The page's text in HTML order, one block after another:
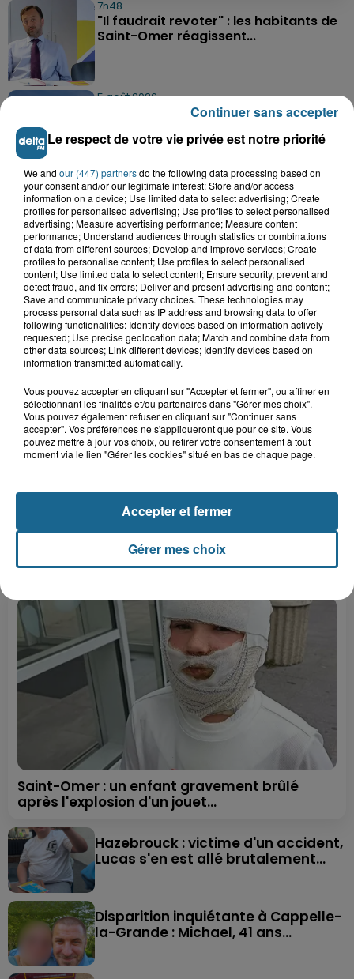
TOUTE L'ACTU LOCALE
7h48
"Il faudrait revoter" : les habitants de
Saint-Omer réagissent...
5 août 2026
Delettes : un incendie dans un grenier,
5 août 2026
Boulogne-sur-Mer : un obus ramené
dans un camp de gens du voyage
LE TOP DE L'ACTU
Saint-Omer : un enfant gravement brûlé
après l'explosion d'un jouet...
Hazebrouck : victime d'un accident,
Lucas s'en est allé brutalement...
Disparition inquiétante à Cappelle-
la-Grande : Michael, 41 ans...
Le respect de votre vie privée est notre priorité
We and our (447) partnersdo the following data processing based on
your consent and/or our legitimate interest: Store and/or access
information on a device; Use limited data to select advertising; Create
profiles for personalised advertising; Use profiles to select personalised
advertising; Measure advertising performance; Measure content
performance; Understand audiences through statistics or combinations
of data from different sources; Develop and improve services; Create
profiles to personalise content; Use profiles to select personalised
content; Use limited data to select content; Ensure security, prevent and
detect fraud, and fix errors; Deliver and present advertising and content;
Save and communicate privacy choices. These technologies may
process personal data such as IP address and browsing data to offer
following functionalities: Identify devices based on information actively
requested; Use precise geolocation data; Match and combine data from
other data sources; Link different devices; Identify devices based on
information transmitted automatically.
Vous pouvez accepter en cliquant sur "Accepter et fermer", ou affiner en
sélectionnant les finalités et/ou partenaires dans "Gérer mes choix".
Vous pouvez également refuser en cliquant sur "Continuer sans
accepter". Vos préférences ne s'appliqueront que pour ce site. Vous
pouvez mettre à jour vos choix, ou retirer votre consentement à tout
moment via le lien "Gérer les cookies" situé en bas de chaque page.
Gérer mes choix
Accepter et fermer
Continuer sans accepter